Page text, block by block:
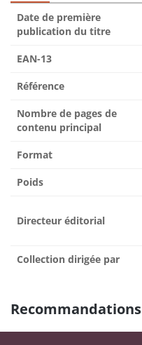
Date de première
publication du titre
EAN-13
Référence
Nombre de pages de
contenu principal
Format
Poids
Directeur éditorial
Collection dirigée par
Recommandations